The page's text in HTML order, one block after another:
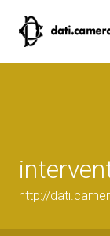
http://